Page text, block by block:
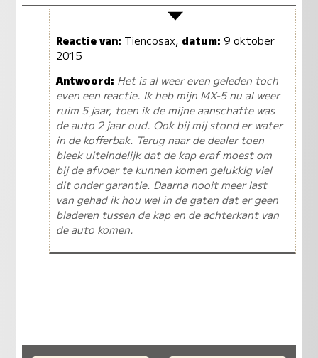
Reactie van: Tiencosax, datum: 9 oktober
2015
Antwoord: Het is al weer even geleden toch
even een reactie. Ik heb mijn MX-5 nu al weer
ruim 5 jaar, toen ik de mijne aanschafte was
de auto 2 jaar oud. Ook bij mij stond er water
in de kofferbak. Terug naar de dealer toen
bleek uiteindelijk dat de kap eraf moest om
bij de afvoer te kunnen komen gelukkig viel
dit onder garantie. Daarna nooit meer last
van gehad ik hou wel in de gaten dat er geen
bladeren tussen de kap en de achterkant van
de auto komen.